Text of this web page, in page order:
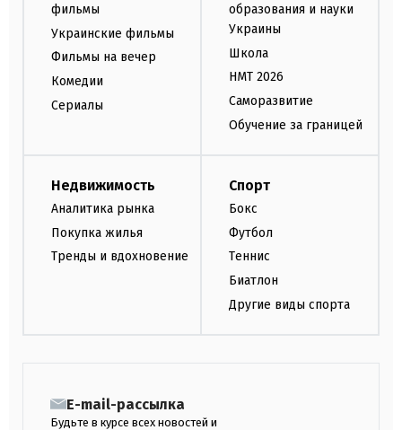
фильмы
Украинские фильмы
Фильмы на вечер
Комедии
Сериалы
образования и науки
Украины
Школа
НМТ 2026
Саморазвитие
Обучение за границей
Недвижимость
Аналитика рынка
Покупка жилья
Тренды и вдохновение
Спорт
Бокс
Футбол
Теннис
Биатлон
Другие виды спорта
E-mail-рассылка
Будьте в курсе всех новостей и